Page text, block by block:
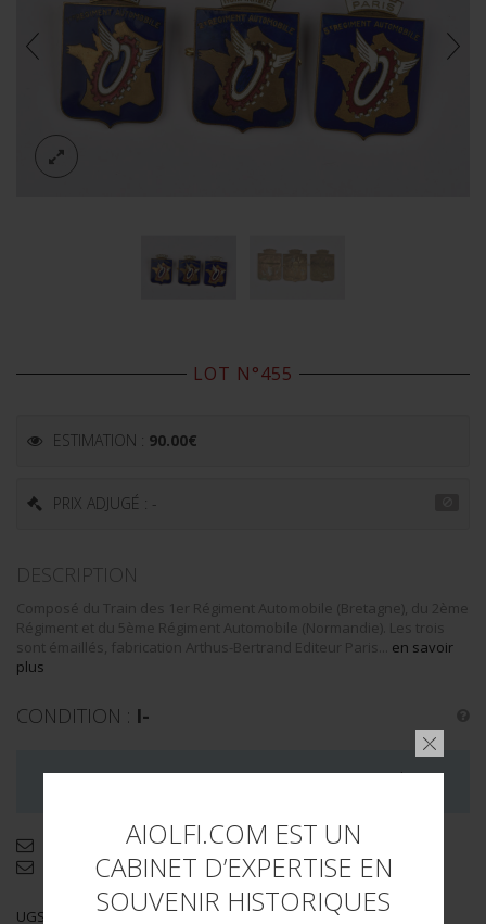
AIOLFI.COM EST UN
CABINET D’EXPERTISE EN
SOUVENIR HISTORIQUES
LOT N°455
ESTIMATION : 90.00€
PRIX ADJUGÉ : -
DESCRIPTION
Composé du Train des 1er Régiment Automobile (Bretagne), du 2ème
Régiment et du 5ème Régiment Automobile (Normandie). Les trois
sont émaillés, fabrication Arthus-Bertrand Editeur Paris... en savoir
plus
CONDITION : I-
Demande d'informations complémentaires
Envoyer par email
UGS :
12593/38